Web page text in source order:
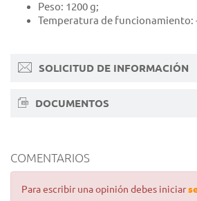
Peso: 1200 g;
Temperatura de funcionamiento: -
SOLICITUD DE INFORMACIÓN
DOCUMENTOS
COMENTARIOS
Para escribir una opinión debes iniciar